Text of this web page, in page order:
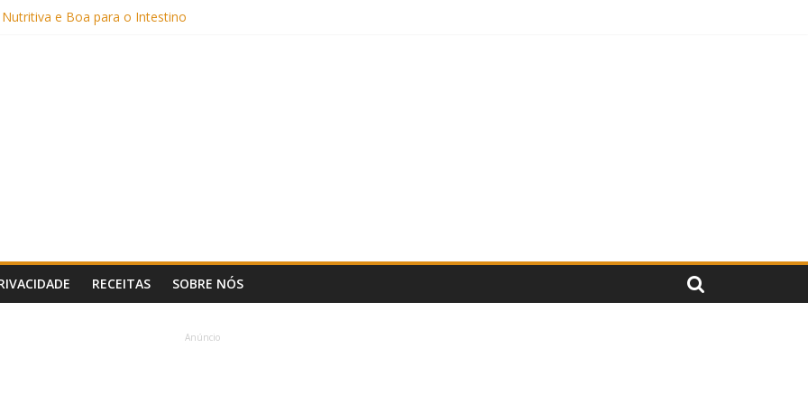
e Boa para o Intestino
(Sem Forno, Fácil e Fofinho)
Receita Prática e Deliciosa
RECEITAS SOBRE NÓS
Anúncio